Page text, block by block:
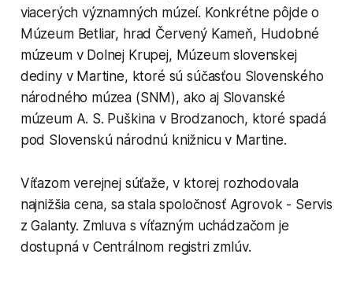
viacerých významných múzeí. Konkrétne pôjde o
Múzeum Betliar, hrad Červený Kameň, Hudobné
múzeum v Dolnej Krupej, Múzeum slovenskej
dediny v Martine, ktoré sú súčasťou Slovenského
národného múzea (SNM), ako aj Slovanské
múzeum A. S. Puškina v Brodzanoch, ktoré spadá
pod Slovenskú národnú knižnicu v Martine.
Víťazom verejnej súťaže, v ktorej rozhodovala
najnižšia cena, sa stala spoločnosť Agrovok - Servis
z Galanty. Zmluva s víťazným uchádzačom je
dostupná v Centrálnom registri zmlúv.